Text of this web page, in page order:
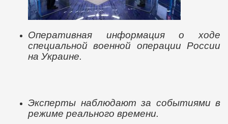
Оперативная информация о ходе
специальной военной операции России
на Украине.
Эксперты наблюдают за событиями в
режиме реального времени.